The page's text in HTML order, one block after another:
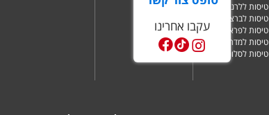
עקבו אחרינו
טיסות ללרנקה
טיסות לברצלונה
טיסות לפראג
טיסות למדריד
טיסות לסלוניקי